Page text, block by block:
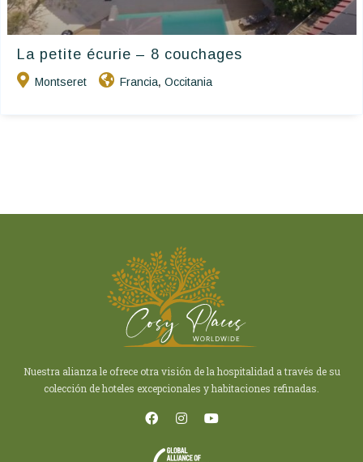
La petite écurie – 8 couchages
Montseret Francia, Occitania
Nuestra alianza le ofrece otra visión de la hospitalidad a través de su
colección de hoteles excepcionales y habitaciones refinadas.